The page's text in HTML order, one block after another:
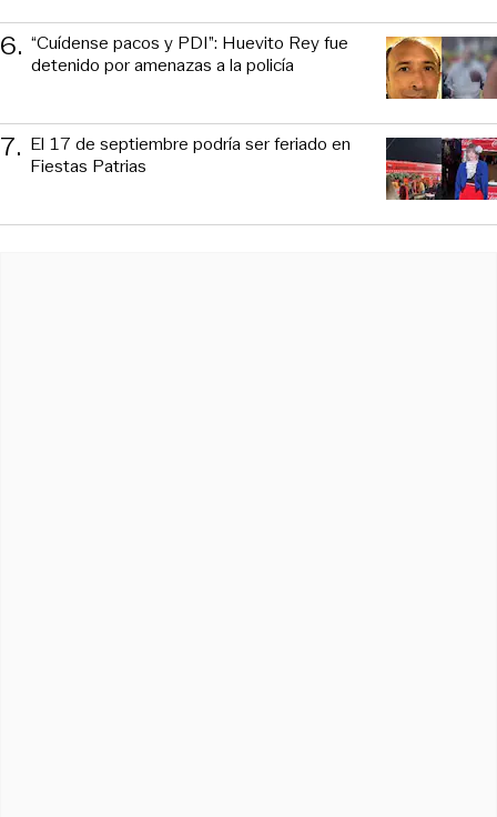
6. “Cuídense pacos y PDI”: Huevito Rey fue
detenido por amenazas a la policía
7. El 17 de septiembre podría ser feriado en
Fiestas Patrias